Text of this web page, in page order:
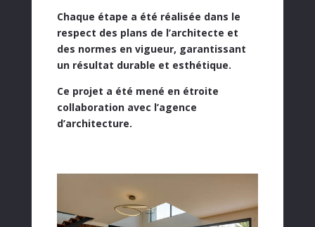
Chaque étape a été réalisée dans le
respect des plans de l’architecte et
des normes en vigueur, garantissant
un résultat durable et esthétique.
Ce projet a été mené en étroite
collaboration avec l’agence
d’architecture.